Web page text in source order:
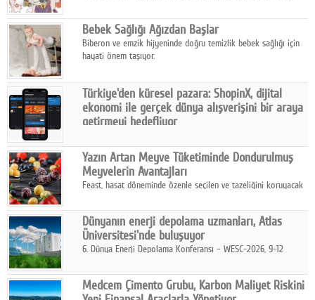
mevsiminin zorlu koşulları eşliğinde anlatıyor.
Bebek Sağlığı Ağızdan Başlar
Biberon ve emzik hijyeninde doğru temizlik bebek sağlığı için
hayati önem taşıyor.
Türkiye'den küresel pazara: ShopinX, dijital
ekonomi ile gerçek dünya alışverişini bir araya
getirmeyi hedefliyor
ekonomi ile gerçek dünya alışveriş deneyimi arasında köprü
kurmayı hedefleyen vizyonuyla uluslararası pazarlara açılıyor.
Yazın Artan Meyve Tüketiminde Dondurulmuş
Meyvelerin Avantajları
Feast, hasat döneminde özenle seçilen ve tazeliğini koruyacak
pratik, güvenilir ve lezzetli bir alternatif sunuyor.
Dünyanın enerji depolama uzmanları, Atlas
Üniversitesi'nde buluşuyor
6. Dünya Enerji Depolama Konferansı – WESC-2026, 9-12
sahipliğinde gerçekleştirilecek.
Medcem Çimento Grubu, Karbon Maliyet Riskini